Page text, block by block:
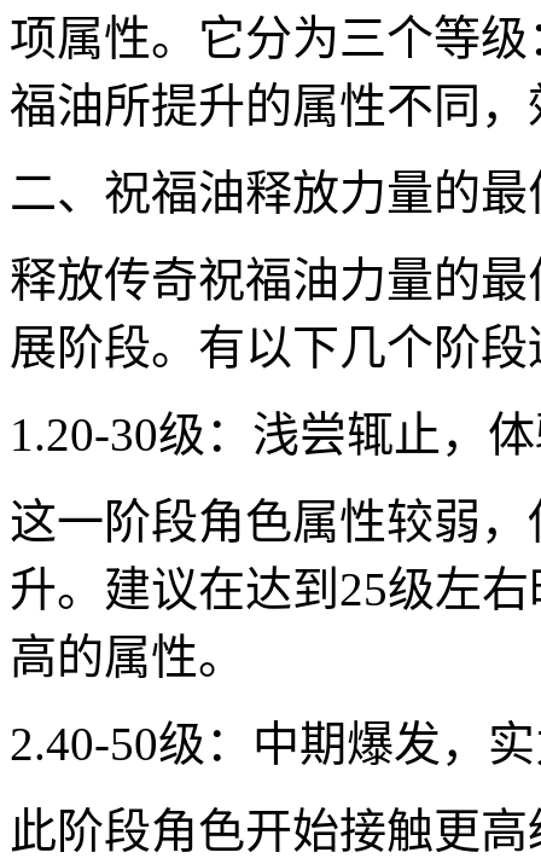
项属性。它分为三个等
福油所提升的属性不同
二、祝福油释放力量的最
释放传奇祝福油力量的
展阶段。有以下几个阶
1.20-30级：浅尝辄止，
这一阶段角色属性较弱
升。建议在达到25级左
高的属性。
2.40-50级：中期爆发，
此阶段角色开始接触更